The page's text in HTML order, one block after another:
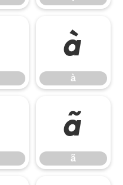
à
à
ã
ã